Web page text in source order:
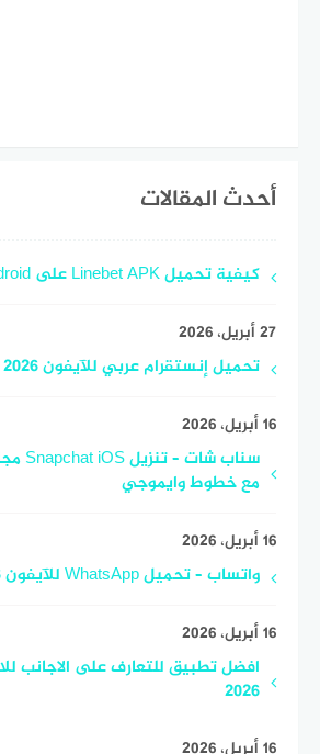
أحدث المقالات
كيفية تحميل Linebet APK على Android خطوة بخطوة
27 أبريل، 2026
تحميل إنستقرام عربي للآيفون 2026 الرسمي اخر إصدار
16 أبريل، 2026
مع خطوط وايموجي
16 أبريل، 2026
واتساب – تحميل WhatsApp للآيفون 2026 آخر إصدار
16 أبريل، 2026
افضل تطبيق للتعارف على الاجانب
2026
16 أبريل، 2026